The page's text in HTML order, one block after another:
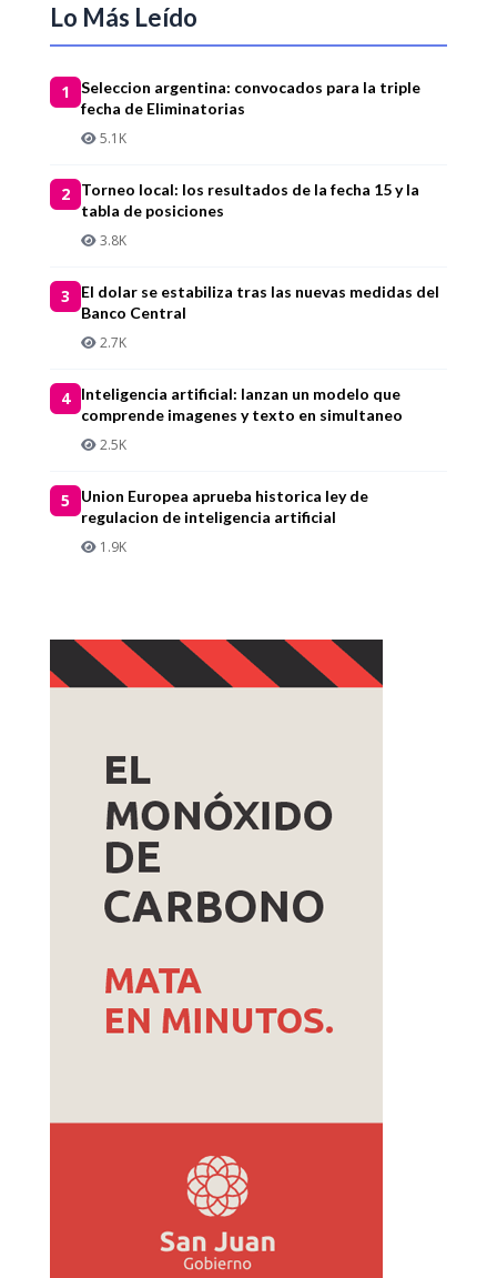
Lo Más Leído
1
Seleccion argentina: convocados para la triple
fecha de Eliminatorias
5.1K
2
Torneo local: los resultados de la fecha 15 y la
tabla de posiciones
3.8K
3
El dolar se estabiliza tras las nuevas medidas del
Banco Central
2.7K
4
Inteligencia artificial: lanzan un modelo que
comprende imagenes y texto en simultaneo
2.5K
5
Union Europea aprueba historica ley de
regulacion de inteligencia artificial
1.9K